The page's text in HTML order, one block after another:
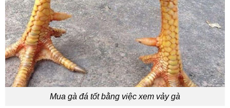
Mua gà đá tốt bằng việc xem vảy gà